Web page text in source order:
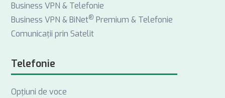
Business VPN & Telefonie
Business VPN & BiNet® Premium & Telefonie
Comunicații prin Satelit
Telefonie
Opţiuni de voce